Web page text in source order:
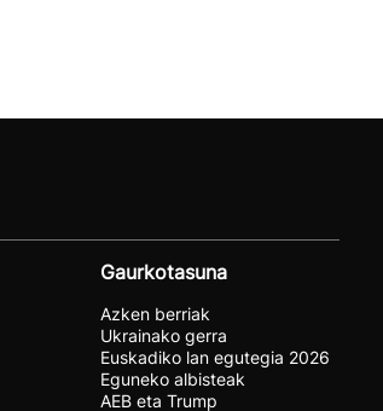
Gaurkotasuna
Azken berriak
Ukrainako gerra
Euskadiko lan egutegia 2026
Eguneko albisteak
AEB eta Trump